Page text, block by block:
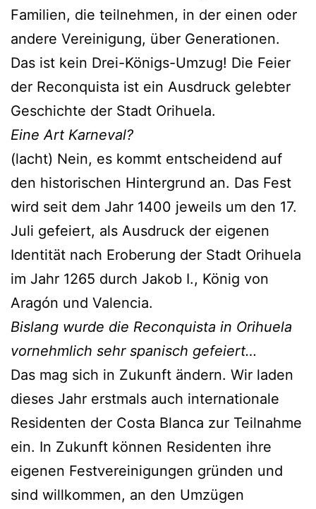
Familien, die teilnehmen, in der einen oder
andere Vereinigung, über Generationen.
Das ist kein Drei-Königs-Umzug! Die Feier
der Reconquista ist ein Ausdruck gelebter
Geschichte der Stadt Orihuela.
Eine Art Karneval?
(lacht) Nein, es kommt entscheidend auf
den historischen Hintergrund an. Das Fest
wird seit dem Jahr 1400 jeweils um den 17.
Juli gefeiert, als Ausdruck der eigenen
Identität nach Eroberung der Stadt Orihuela
im Jahr 1265 durch Jakob I., König von
Aragón und Valencia.
Bislang wurde die Reconquista in Orihuela
vornehmlich sehr spanisch gefeiert…
Das mag sich in Zukunft ändern. Wir laden
dieses Jahr erstmals auch internationale
Residenten der Costa Blanca zur Teilnahme
ein. In Zukunft können Residenten ihre
eigenen Festvereinigungen gründen und
sind willkommen, an den Umzügen